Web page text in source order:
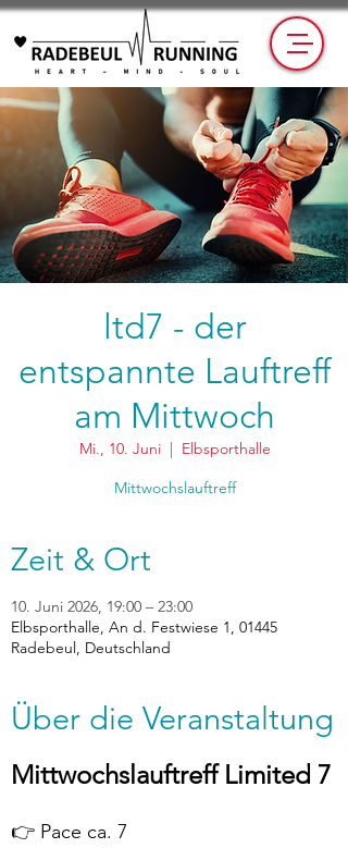
ltd7 - der
entspannte Lauftreff
am Mittwoch
Mi., 10. Juni
  |
Elbsporthalle
Mittwochslauftreff
Zeit & Ort
10. Juni 2026, 19:00 – 23:00
Elbsporthalle, An d. Festwiese 1, 01445
Radebeul, Deutschland
Über die Veranstaltung
Mittwochslauftreff Limited 7
👉 Pace ca. 7